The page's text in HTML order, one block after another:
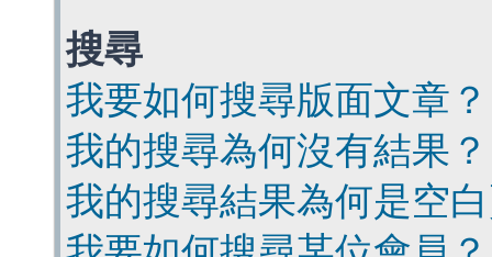
搜尋
我要如何搜尋版面文章？
我的搜尋為何沒有結果？
我的搜尋結果為何是空